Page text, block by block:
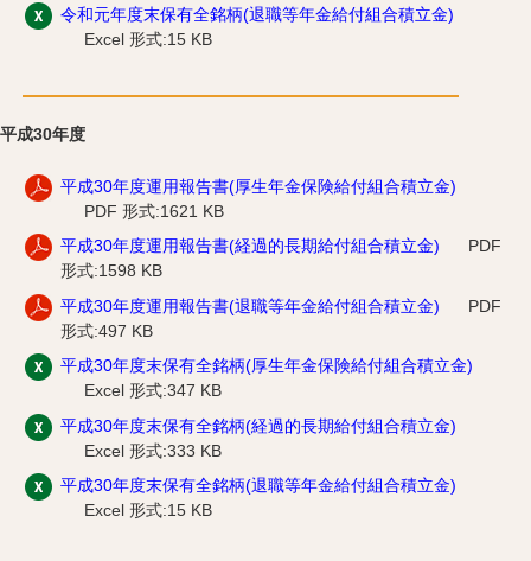
令和元年度末保有全銘柄(退職等年金給付組合積立金)
Excel 形式:15 KB
平成30年度
平成30年度運用報告書(厚生年金保険給付組合積立金)
PDF 形式:1621 KB
平成30年度運用報告書(経過的長期給付組合積立金)
PDF
形式:1598 KB
平成30年度運用報告書(退職等年金給付組合積立金)
PDF
形式:497 KB
平成30年度末保有全銘柄(厚生年金保険給付組合積立金)
Excel 形式:347 KB
平成30年度末保有全銘柄(経過的長期給付組合積立金)
Excel 形式:333 KB
平成30年度末保有全銘柄(退職等年金給付組合積立金)
Excel 形式:15 KB